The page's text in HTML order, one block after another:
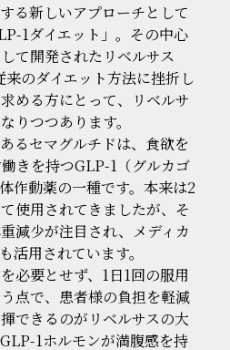
る新しいアプローチとして
1ダイエット」。その中心
て開発されたリベルサス
来のダイエット方法に挫折し
める方にとって、リベルサ
りつつあります。
るセマグルチドは、食欲を
きを持つGLP-1（グルカゴ
作動薬の一種です。本来は2
使用されてきましたが、そ
減少が注目され、メディカ
活用されています。
必要とせず、1日1回の服用
点で、患者様の負担を軽減
できるのがリベルサスの大
1ホルモンが満腹感を持